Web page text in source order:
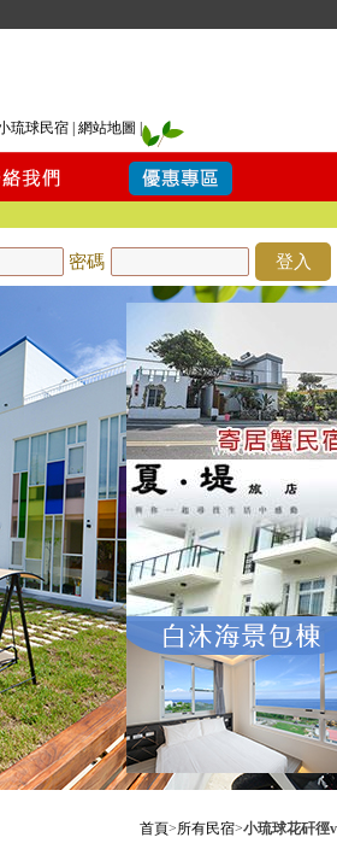
琉球民宿 網站地圖
密碼 登入
首頁>所有民宿>小琉球花矸徑